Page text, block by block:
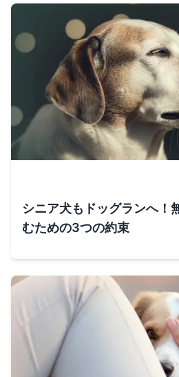
シニア犬もドッグランへ！
むための3つの約束